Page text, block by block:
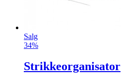
Salg
34%
Strikkeorganisator